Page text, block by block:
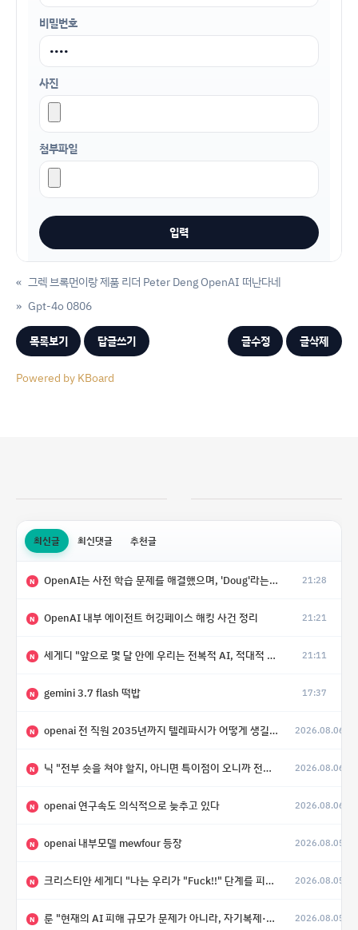
비밀번호
사진
첨부파일
« 그렉 브록먼이랑 제품 리더 Peter Deng OpenAI 떠난다네
Gpt-4o 0806
»
목록보기 답글쓰기 글수정 글삭제
Powered by KBoard
최신글 최신댓글 추천글
N OpenAI는 사전 학습 문제를 해결했으며, 'Doug'라는 코드명을 가진 훨씬 더 큰 모델을 활발히 개발 중 21:28
N OpenAI 내부 에이전트 허깅페이스 해킹 사건 정리 21:21
N 세게디 "앞으로 몇 달 안에 우리는 전복적 AI, 적대적 AI 둘 다 보게 될 것" 21:11
N gemini 3.7 flash 떡밥 17:37
N openai 전 직원 2035년까지 텔레파시가 어떻게 생길 수 있는지 2026.08.06
N 닉 "전부 숏을 쳐야 할지, 아니면 특이점이 오니까 전부 롱을 쳐야 할지 모르겠다.” 2026.08.06
N openai 연구속도 의식적으로 늦추고 있다 2026.08.06
N openai 내부모델 mewfour 등장 2026.08.05
N 크리스티안 세게디 "나는 우리가 "Fuck!!" 단계를 피할 수 있기를 바랄 뿐" 2026.08.05
N 룬 "현재의 AI 피해 규모가 문제가 아니라, 자기복제·탈출·확산이 가능한 지능형 시스템의 피해에는 이론적으로 상한이 없다는 것이 문제" 2026.08.05